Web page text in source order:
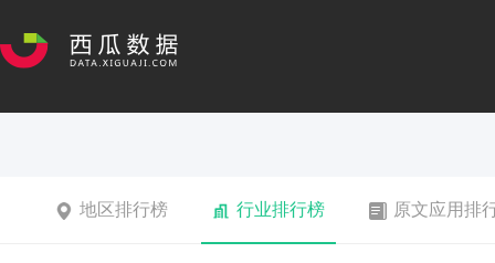
地区排行榜 行业排行榜 原文应用排